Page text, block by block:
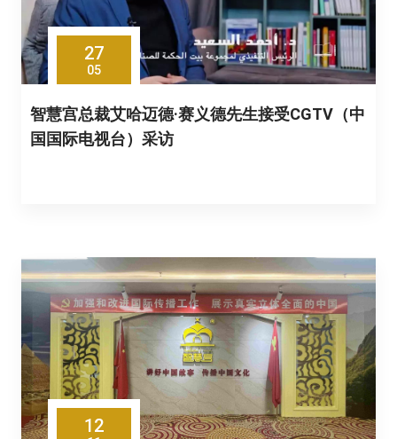
27
05
智慧宫总裁艾哈迈德·赛义德先生接受CGTV（中
国国际电视台）采访
12